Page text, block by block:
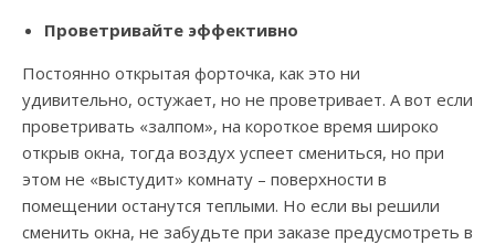
Проветривайте эффективно
Постоянно открытая форточка, как это ни
удивительно, остужает, но не проветривает. А вот если
проветривать «залпом», на короткое время широко
открыв окна, тогда воздух успеет смениться, но при
этом не «выстудит» комнату – поверхности в
помещении останутся теплыми. Но если вы решили
сменить окна, не забудьте при заказе предусмотреть в